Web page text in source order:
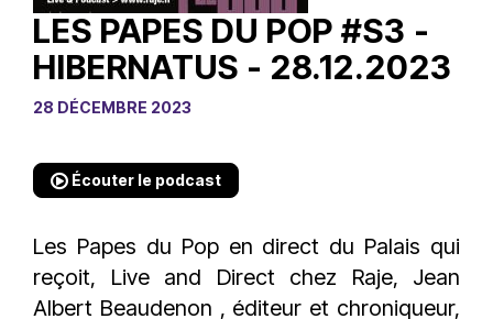
LES PAPES DU POP #S3 -
HIBERNATUS - 28.12.2023
28 DÉCEMBRE 2023
Écouter le podcast
Les Papes du Pop en direct du Palais qui
reçoit, Live and Direct chez Raje, Jean
Albert Beaudenon , éditeur et chroniqueur,